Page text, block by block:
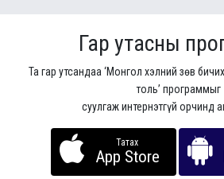
Гар утасны
Та гар утсандаа ‘Монгол хэлний зөв
толь’ программыг
суулгаж интернэтгүй орчинд
Татах
App Store